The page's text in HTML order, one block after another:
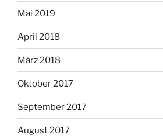
Mai 2019
April 2018
März 2018
Oktober 2017
September 2017
August 2017